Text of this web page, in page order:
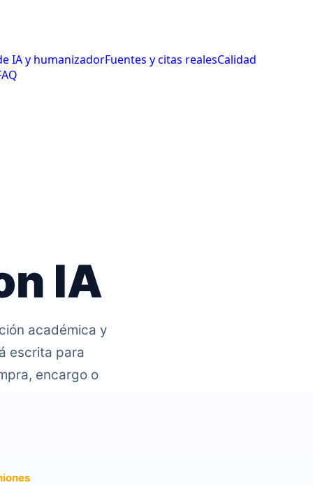
IA y humanizadorFuentes y citas realesCalidad
IA
académica y
escrita para
encargo o